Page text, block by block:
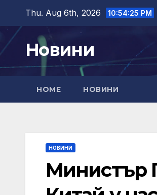
content
Thu. Aug 6th, 2026 10:54:27 PM
Новини
HOME НОВИНИ
НОВИНИ
Министър